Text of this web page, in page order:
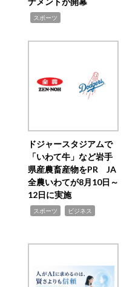
スポーツ
ドジャースタジアムで
「いわて牛」など岩手
県産農畜産物をPR JA
全農いわてが8月10日～
12日に実施
スポーツ ビジネス